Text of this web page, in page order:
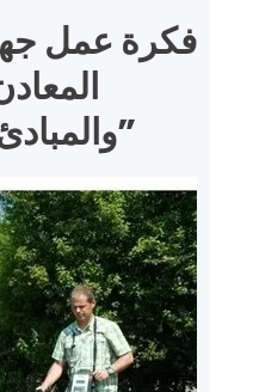
والمبادئ الأساسية”